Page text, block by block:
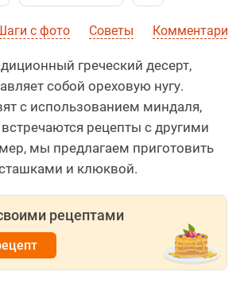
с фото Советы Комментарии
греческий десерт,
собой ореховую нугу.
с использованием миндаля,
рецепты с другими
мы предлагаем приготовить
и клюквой.
рецептами